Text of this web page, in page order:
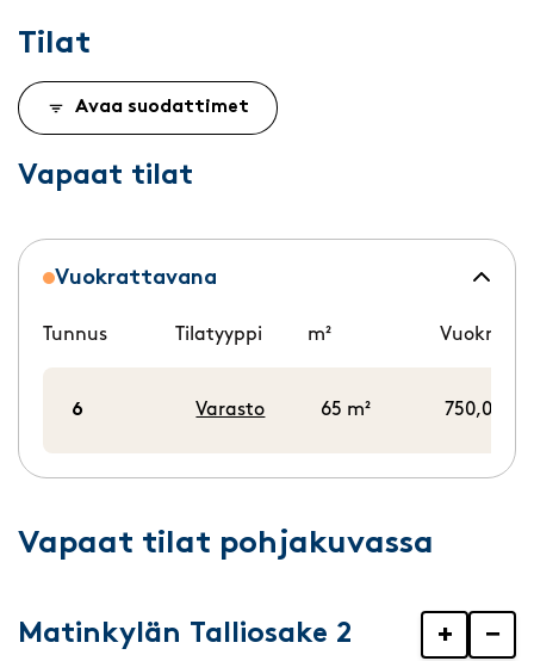
Tilat
Avaa suodattimet
Vapaat tilat
Vuokrattavana
Tunnus Tilatyyppi m² Vuokra/
6 Varasto 65 m² 750,00 €/
Vapaat tilat pohjakuvassa
Matinkylän Talliosake 2 + −